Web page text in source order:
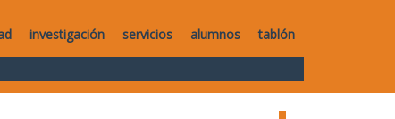
investigación servicios alumnos tablón